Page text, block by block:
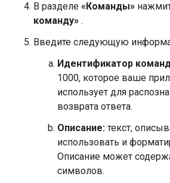
В разделе «Команды»
команду» .
Введите следующую
Идентификатор
1000, которое ваше
использует для
возврата ответа.
Описание: текст,
использовать и
Описание может
символов.